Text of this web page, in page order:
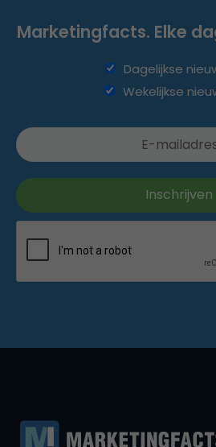
Marketingfacts. Elke
Dagelijkse
Wekelijkse